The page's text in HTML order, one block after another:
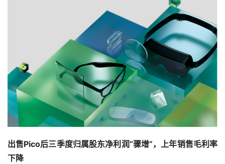
出售Pico后三季度归属股东净利润“骤增”，上年销售毛利率
下降